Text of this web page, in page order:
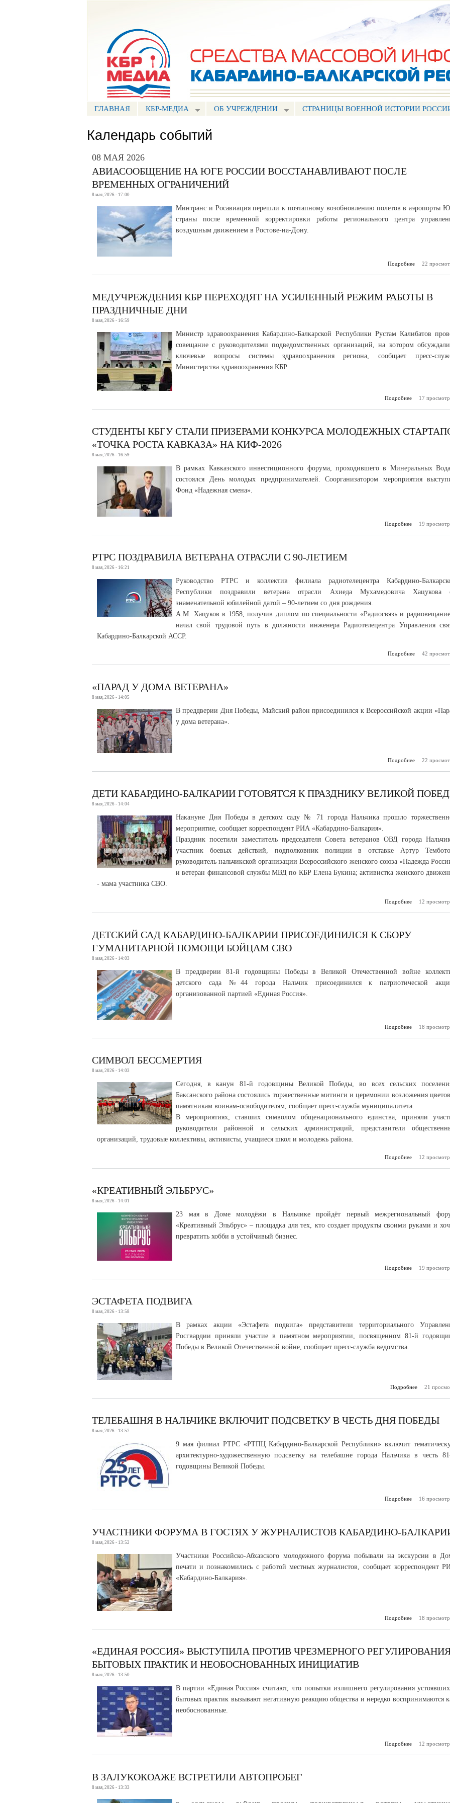
ГЛАВНАЯ КБР-МЕДИА ОБ УЧРЕЖДЕНИИ СТРАНИЦЫ ВОЕННОЙ ИСТОРИИ
Календарь событий
08 МАЯ 2026
АВИАСООБЩЕНИЕ НА ЮГЕ РОССИИ ВОССТАНАВЛИВАЮТ ПОСЛЕ
ВРЕМЕННЫХ ОГРАНИЧЕНИЙ
8 мая, 2026 - 17:00
Минтранс и Росавиация перешли к поэтапному возобновлению полетов в аэропорты
страны после временной корректировки работы регионального центра
воздушным движением в Ростове-на-Дону.
Подробнее
о22
МЕДУЧРЕЖДЕНИЯ КБР ПЕРЕХОДЯТ НА УСИЛЕННЫЙ РЕЖИМ РАБОТЫ В
ПРАЗДНИЧНЫЕ ДНИ
8 мая, 2026 - 16:59
Министр здравоохранения Кабардино-Балкарской Республики Рустам Калибатов
совещание с руководителями подведомственных организаций, на котором
ключевые вопросы системы здравоохранения региона, сообщает пресс-
Министерства здравоохранения КБР.
Подробнее
о17
СТУДЕНТЫ КБГУ СТАЛИ ПРИЗЕРАМИ КОНКУРСА МОЛОДЕЖНЫХ
«ТОЧКА РОСТА КАВКАЗА» НА КИФ-2026
8 мая, 2026 - 16:59
В рамках Кавказского инвестиционного форума, проходившего в Минеральных
состоялся День молодых предпринимателей. Соорганизатором мероприятия
Фонд «Надежная смена».
Подробнее
о
19
РТРС ПОЗДРАВИЛА ВЕТЕРАНА ОТРАСЛИ С 90-ЛЕТИЕМ
8 мая, 2026 - 16:21
Руководство РТРС и коллектив филиала радиотелецентра Кабардино-
Республики поздравили ветерана отрасли Ахиеда Мухамедовича Хацукова
знаменательной юбилейной датой – 90-летием со дня рождения.
А.М. Хацуков в 1958, получив диплом по специальности «Радиосвязь и
начал свой трудовой путь в должности инженера Радиотелецентра Управления
Кабардино-Балкарской АССР.
Подробнее
о РТРС
42
«ПАРАД У ДОМА ВЕТЕРАНА»
8 мая, 2026 - 14:05
В преддверии Дня Победы, Майский район присоединился к Всероссийской акции
у дома ветерана».
Подробнее
о
22
ДЕТИ КАБАРДИНО-БАЛКАРИИ ГОТОВЯТСЯ К ПРАЗДНИКУ ВЕЛИКОЙ
8 мая, 2026 - 14:04
Накануне Дня Победы в детском саду № 71 города Нальчика прошло
мероприятие, сообщает корреспондент РИА «Кабардино-Балкария».
Праздник посетили заместитель председателя Совета ветеранов ОВД города
участник боевых действий, подполковник полиции в отставке Артур
руководитель нальчикской организации Всероссийского женского союза «Надежда
и ветеран финансовой службы МВД по КБР Елена Букина; активистка женского
- мама участника СВО.
Подробнее
о Дети
12
ДЕТСКИЙ САД КАБАРДИНО-БАЛКАРИИ ПРИСОЕДИНИЛСЯ К СБОРУ
ГУМАНИТАРНОЙ ПОМОЩИ БОЙЦАМ СВО
8 мая, 2026 - 14:03
В преддверии 81-й годовщины Победы в Великой Отечественной войне
детского сада №44 города Нальчик присоединился к патриотической
организованной партией «Единая Россия».
Подробнее
о
18
СИМВОЛ БЕССМЕРТИЯ
8 мая, 2026 - 14:03
Сегодня, в канун 81-й годовщины Великой Победы, во всех сельских
Баксанского района состоялись торжественные митинги и церемонии возложения
памятникам воинам-освободителям, сообщает пресс-служба муниципалитета.
В мероприятиях, ставших символом общенационального единства, приняли
руководители районной и сельских администраций, представители
организаций, трудовые коллективы, активисты, учащиеся школ и молодежь района.
Подробнее о Символ
12
«КРЕАТИВНЫЙ ЭЛЬБРУС»
8 мая, 2026 - 14:01
23 мая в Доме молодёжи в Нальчике пройдёт первый межрегиональный
«Креативный Эльбрус» – площадка для тех, кто создает продукты своими руками и
превратить хобби в устойчивый бизнес.
Подробнее
о
19
ЭСТАФЕТА ПОДВИГА
8 мая, 2026 - 13:58
В рамках акции «Эстафета подвига» представители территориального
Росгвардии приняли участие в памятном мероприятии, посвященном 81-й
Победы в Великой Отечественной войне, сообщает пресс-служба ведомства.
Подробнее о Эстафета
21
ТЕЛЕБАШНЯ В НАЛЬЧИКЕ ВКЛЮЧИТ ПОДСВЕТКУ В ЧЕСТЬ ДНЯ ПОБЕДЫ
8 мая, 2026 - 13:57
9 мая филиал РТРС «РТПЦ Кабардино-Балкарской Республики» включит
архитектурно-художественную подсветку на телебашне города Нальчика в честь
годовщины Великой Победы.
Подробнее
о
16
УЧАСТНИКИ ФОРУМА В ГОСТЯХ У ЖУРНАЛИСТОВ КАБАРДИНО-
8 мая, 2026 - 13:52
Участники Российско-Абхазского молодежного форума побывали на экскурсии в
печати и познакомились с работой местных журналистов, сообщает корреспондент
«Кабардино-Балкария».
Подробнее
о Участники
18
«ЕДИНАЯ РОССИЯ» ВЫСТУПИЛА ПРОТИВ ЧРЕЗМЕРНОГО
БЫТОВЫХ ПРАКТИК И НЕОБОСНОВАННЫХ ИНИЦИАТИВ
8 мая, 2026 - 13:50
В партии «Единая Россия» считают, что попытки излишнего регулирования
бытовых практик вызывают негативную реакцию общества и нередко воспринимаются
необоснованные.
Подробнее
о «Единая
12
В ЗАЛУКОКОАЖЕ ВСТРЕТИЛИ АВТОПРОБЕГ
8 мая, 2026 - 13:33